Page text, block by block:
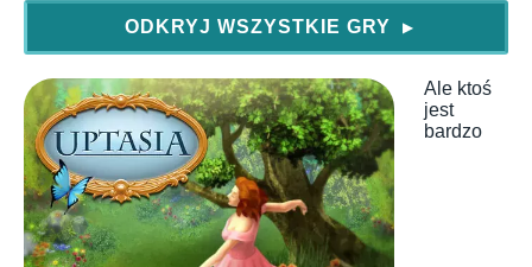
ODKRYJ WSZYSTKIE GRY ▶
Ale ktoś
jest
bardzo